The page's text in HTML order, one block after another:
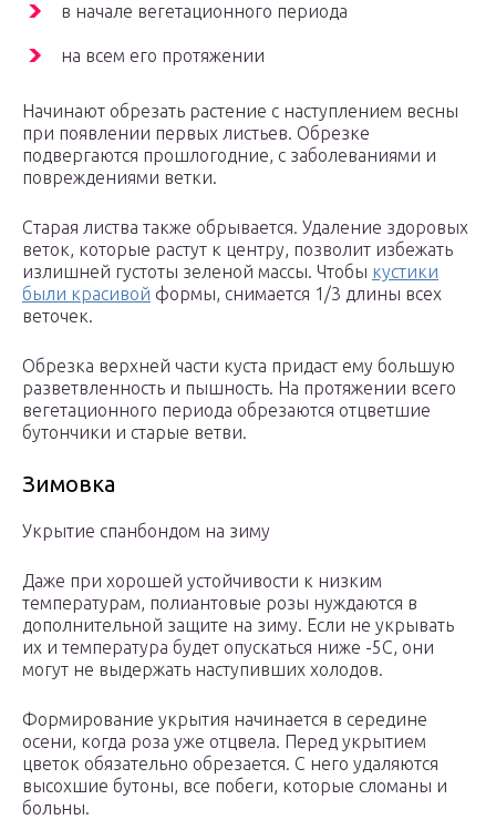
в начале вегетационного периода
на всем его протяжении
Начинают обрезать растение с наступлением весны
при появлении первых листьев. Обрезке
подвергаются прошлогодние, с заболеваниями и
повреждениями ветки.
Старая листва также обрывается. Удаление здоровых
веток, которые растут к центру, позволит избежать
излишней густоты зеленой массы. Чтобы кустики
были красивой формы, снимается 1/3 длины всех
веточек.
Обрезка верхней части куста придаст ему большую
разветвленность и пышность. На протяжении всего
вегетационного периода обрезаются отцветшие
бутончики и старые ветви.
Зимовка
Укрытие спанбондом на зиму
Даже при хорошей устойчивости к низким
температурам, полиантовые розы нуждаются в
дополнительной защите на зиму. Если не укрывать
их и температура будет опускаться ниже -5С, они
могут не выдержать наступивших холодов.
Формирование укрытия начинается в середине
осени, когда роза уже отцвела. Перед укрытием
цветок обязательно обрезается. С него удаляются
высохшие бутоны, все побеги, которые сломаны и
больны.